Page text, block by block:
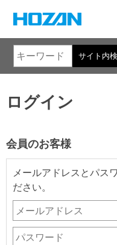
サイト内
ログイン
会員のお客様
メールアドレスとパス
ださい。